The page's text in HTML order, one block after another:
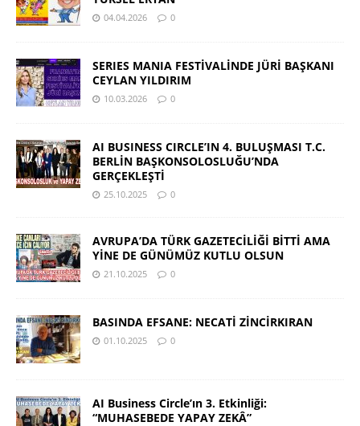
04.04.2026 0
SERIES MANIA FESTİVALİNDE JÜRİ BAŞKANI
CEYLAN YILDIRIM
10.03.2026 0
AI BUSINESS CIRCLE’IN 4. BULUŞMASI T.C.
BERLİN BAŞKONSOLOSLUĞU’NDA
GERÇEKLEŞTİ
25.10.2025 0
AVRUPA’DA TÜRK GAZETECİLİĞİ BİTTİ AMA
YİNE DE GÜNÜMÜZ KUTLU OLSUN
21.10.2025 0
BASINDA EFSANE: NECATİ ZİNCİRKIRAN
01.10.2025 0
AI Business Circle’ın 3. Etkinliği:
“MUHASEBEDE YAPAY ZEKÂ”